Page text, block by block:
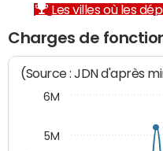
Les villes où les
Charges de
(Source : JDN d'après
5M
6M